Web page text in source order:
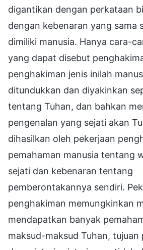
digantikan dengan perkataan
dengan kebenaran yang sama
dimiliki manusia. Hanya cara-
yang dapat disebut
penghakiman jenis inilah
ditundukkan dan diyakinkan
tentang Tuhan, dan bahkan
pengenalan yang sejati akan
dihasilkan oleh pekerjaan
pemahaman manusia tentang
sejati dan kebenaran tentang
pemberontakannya sendiri.
penghakiman memungkinkan
mendapatkan banyak
maksud-maksud Tuhan, tujuan